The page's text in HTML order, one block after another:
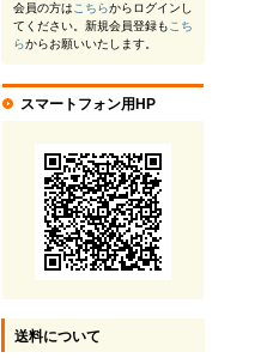
会員の方はこちらからログインし
てください。新規会員登録もこち
らからお願いいたします。
スマートフォン用HP
送料について